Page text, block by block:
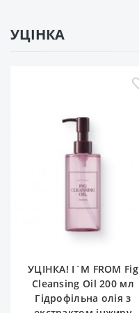
УЦІНКА
УЦІНКА! I`M FROM Fig
Cleansing Oil 200 мл
Гідрофільна олія з